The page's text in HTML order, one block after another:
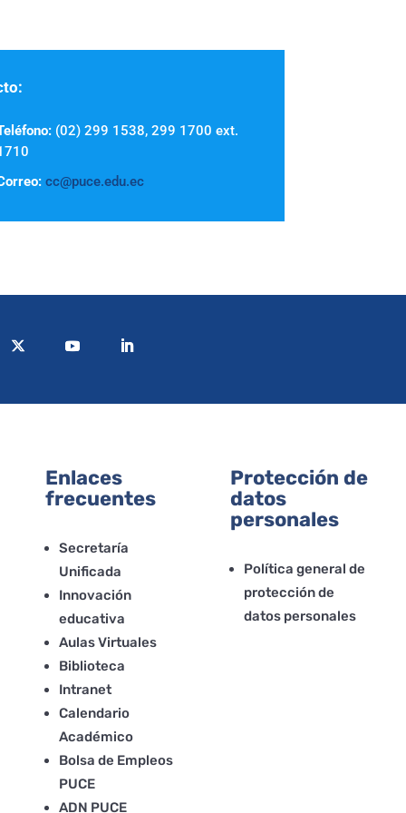
(02) 299 1538, 299 1700 ext.
cc@puce.edu.ec
Enlaces
frecuentes
Secretaría
Unificada
Innovación
educativa
Aulas Virtuales
Biblioteca
Intranet
Calendario
Académico
Bolsa de Empleos
PUCE
ADN PUCE
Protección de
datos
personales
Política general de
protección de
datos personales